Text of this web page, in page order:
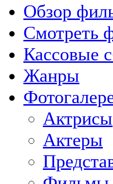
Обзор
Смотреть
Кассовые
Жанры
Актрисы
Актеры